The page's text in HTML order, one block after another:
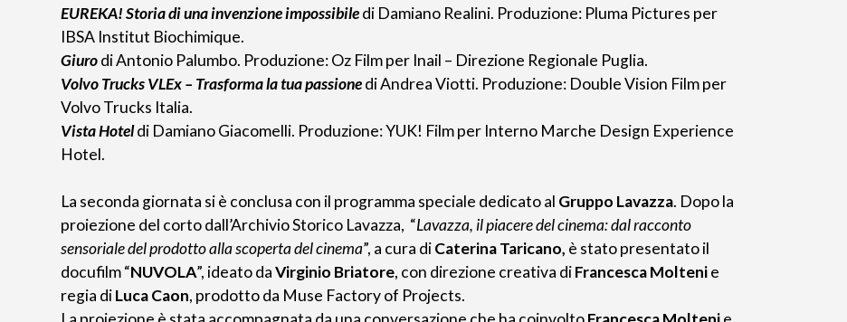
EUREKA! Storia di una invenzione impossibiledi Damiano Realini. Produzione: Pluma Pictures per
IBSA Institut Biochimique.
Giurodi Antonio Palumbo. Produzione: Oz Film per Inail – Direzione Regionale Puglia.
Volvo Trucks VLEx – Trasforma la tua passionedi Andrea Viotti. Produzione: Double Vision Film per
Volvo Trucks Italia.
Vista Hoteldi Damiano Giacomelli. Produzione: YUK! Film per Interno Marche Design Experience
Hotel.
La seconda giornata si è conclusa con il programma speciale dedicato al Gruppo Lavazza. Dopo la
proiezione del corto dall’Archivio Storico Lavazza, “Lavazza, il piacere del cinema: dal racconto
sensoriale del prodotto alla scoperta del cinema”, a cura diCaterina Taricano, è stato presentato il
docufilm “NUVOLA”, ideato daVirginio Briatore, con direzione creativa diFrancesca Moltenie
regia diLuca Caon, prodotto da Muse Factory of Projects.